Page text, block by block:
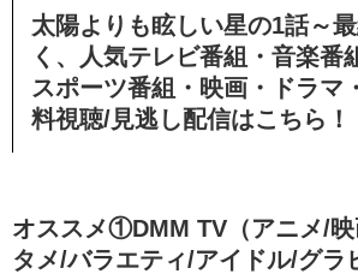
太陽よりも眩しい星の1話～
く、
人気テレビ番組・音楽番
スポーツ番組・映画・ドラマ
料視聴/見逃し配信はこちら！
オススメ①DMM TV（アニメ/
タメ/バラエティ/アイドル/グラ